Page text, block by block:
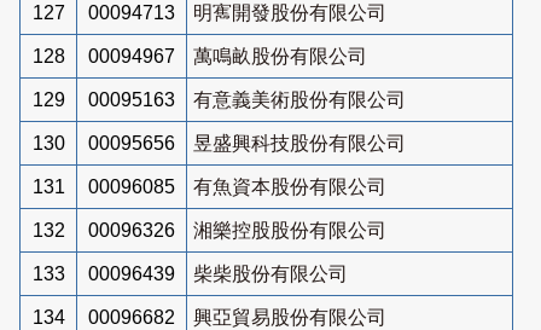
127 00094713 明寯開發股份有限公司
128 00094967 萬鳴畝股份有限公司
129 00095163 有意義美術股份有限公司
130 00095656 昱盛興科技股份有限公司
131 00096085 有魚資本股份有限公司
132 00096326 湘樂控股股份有限公司
133 00096439 柴柴股份有限公司
134 00096682 興亞貿易股份有限公司